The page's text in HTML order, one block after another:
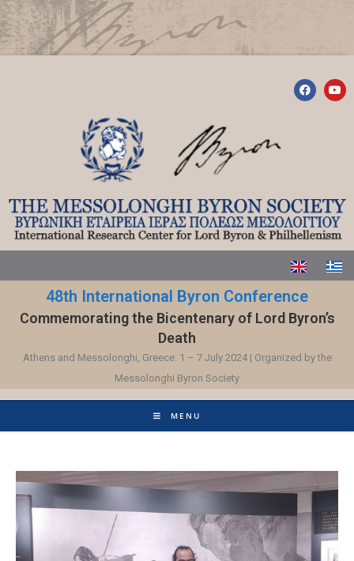
48th International Byron Conference
Commemorating the Bicentenary of Lord Byron’s
Death
Athens and Messolonghi, Greece: 1 – 7 July 2024 | Organized by the
Messolonghi Byron Society
MENU